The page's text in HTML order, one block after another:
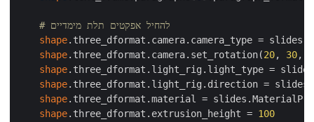
# להחיל אפקטים תלת מימדיים
shape.three_dformat.camera.camera_type =
shape.three_dformat.camera.set_rotation(20, 30,
shape.three_dformat.light_rig.light_type =
shape.three_dformat.light_rig.direction =
shape.three_dformat.material =
shape.three_dformat.extrusion_height = 100